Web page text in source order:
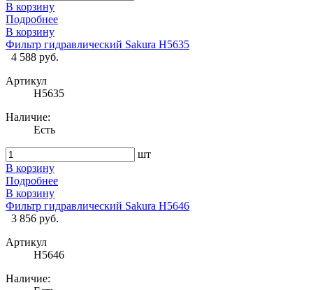
В корзину
Подробнее
В корзину
Фильтр гидравлический Sakura H5635
4 588 руб.
Артикул
H5635
Наличие:
Есть
шт
В корзину
Подробнее
В корзину
Фильтр гидравлический Sakura H5646
3 856 руб.
Артикул
H5646
Наличие: